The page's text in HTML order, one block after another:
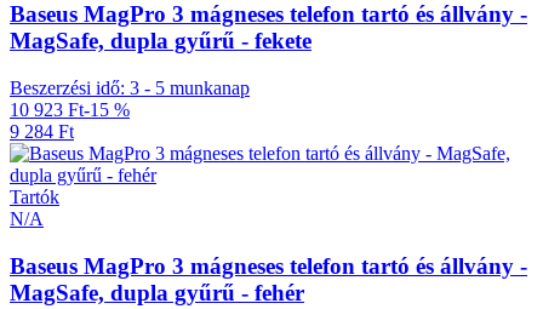
Baseus MagPro 3 mágneses telefon tartó és állvány -
MagSafe, dupla gyűrű - fekete
Beszerzési idő: 3 - 5 munkanap
10 923 Ft-15 %
9 284 Ft
Tartók
N/A
Baseus MagPro 3 mágneses telefon tartó és állvány -
MagSafe, dupla gyűrű - fehér